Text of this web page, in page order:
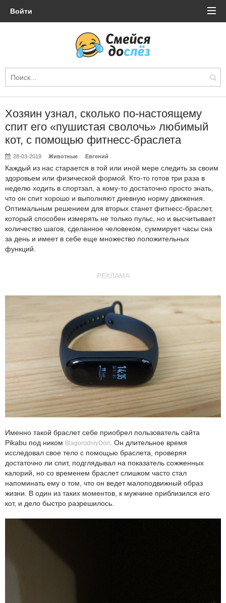
Войти
Хозяин узнал, сколько по-настоящему
спит его «пушистая сволочь» любимый
кот, с помощью фитнесс-браслета
28-03-2019 Животные Евгений
Каждый из нас старается в той или иной мере следить за своим
здоровьем или физической формой. Кто-то готов три раза в
неделю ходить в спортзал, а кому-то достаточно просто знать,
что он спит хорошо и выполняют дневную норму движения.
Оптимальным решением для вторых станет фитнесс-браслет,
который способен измерять не только пульс, но и высчитывает
количество шагов, сделанное человеком, суммирует часы сна
за день и имеет в себе еще множество положительных
функций.
РЕКЛАМА
Именно такой браслет себе приобрел пользователь сайта
Pikabu под ником BlagorodniyDon
. Он длительное время
исследовал свое тело с помощью браслета, проверяя
достаточно ли спит, подглядывал на показатель сожженных
калорий, но со временем браслет слишком часто стал
напоминать ему о том, что он ведет малоподвижный образ
жизни. В один из таких моментов, к мужчине приблизился его
кот, и дело быстро разрешилось.